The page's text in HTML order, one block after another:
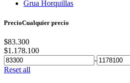
Grua Horquillas
PrecioCualquier precio
$83.300
$1.178.100
-
Reset all